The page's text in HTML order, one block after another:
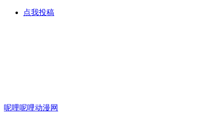
点我投稿
呢哩呢哩动漫网